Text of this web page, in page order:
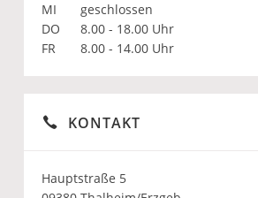
MI
geschlossen
DO
8.00 - 18.00 Uhr
FR
8.00 - 14.00 Uhr
KONTAKT
Hauptstraße 5